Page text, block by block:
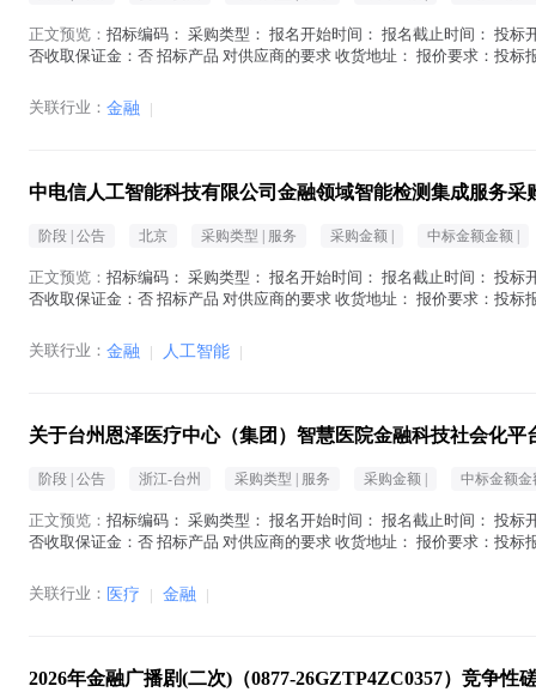
正文预览： 招标编码： 采购类型： 报名开始时间： 报名截止时间： 投
否收取保证金：否 招标产品 对供应商的要求 收货地址： 报价要求：投
关联行业： 金融 |
中电信人工智能科技有限公司金融领域智能检测集成服务采
阶段 | 公告 北京 采购类型 | 服务 采购金额 | 中标金额金额 |
正文预览： 招标编码： 采购类型： 报名开始时间： 报名截止时间： 投
否收取保证金：否 招标产品 对供应商的要求 收货地址： 报价要求：投
关联行业： 金融 | 人工智能 |
关于台州恩泽医疗中心（集团）智慧医院金融科技社会化平
阶段 | 公告 浙江-台州 采购类型 | 服务 采购金额 | 中标金额金
正文预览： 招标编码： 采购类型： 报名开始时间： 报名截止时间： 投
否收取保证金：否 招标产品 对供应商的要求 收货地址： 报价要求：投
关联行业： 医疗 | 金融 |
2026年金融广播剧(二次)（0877-26GZTP4ZC0357）竞争性